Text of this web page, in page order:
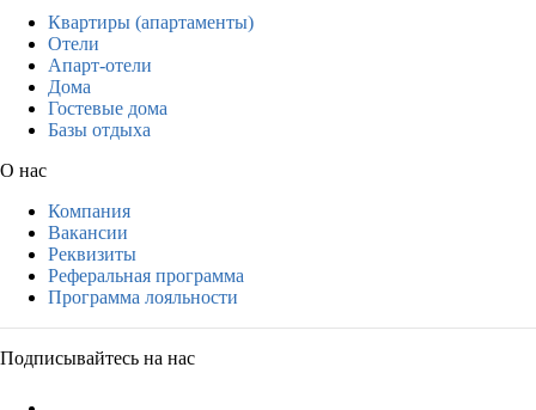
Квартиры (апартаменты)
Отели
Апарт-отели
Дома
Гостевые дома
Базы отдыха
О нас
Компания
Вакансии
Реквизиты
Реферальная программа
Программа лояльности
Подписывайтесь на нас